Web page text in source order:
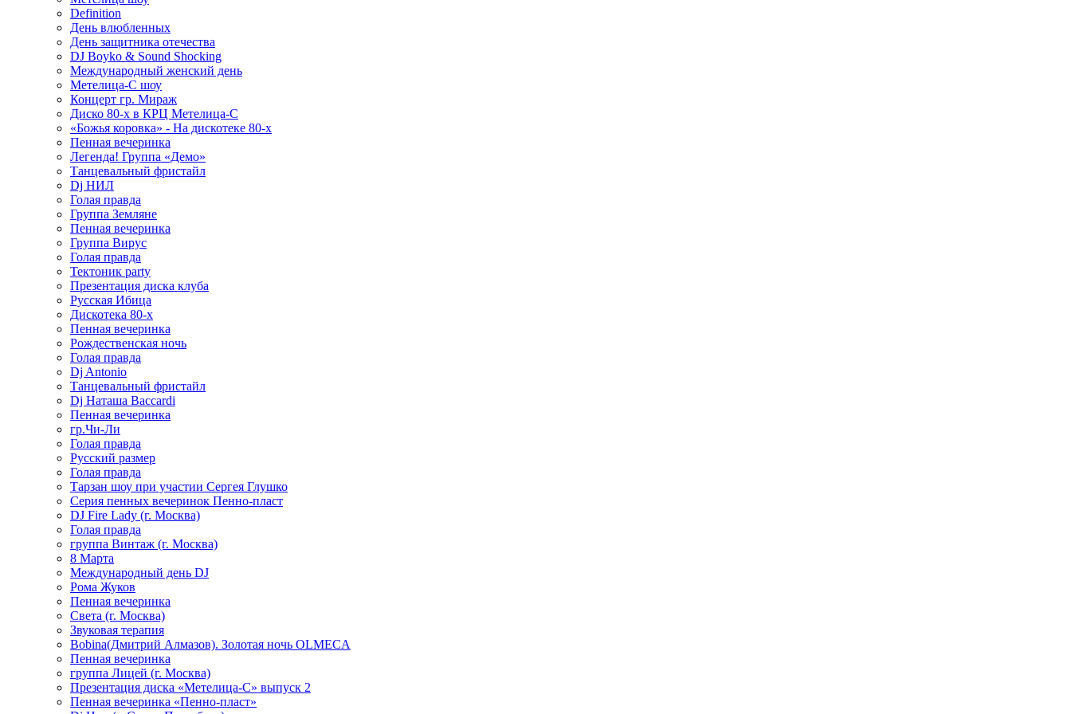
Definition
День влюбленных
День защитника отечества
DJ Boyko & Sound Shocking
Международный женский день
Метелица-С шоу
Концерт гр. Мираж
Диско 80-х в КРЦ Метелица-С
«Божья коровка» - На дискотеке 80-х
Пенная вечеринка
Легенда! Группа «Демо»
Танцевальный фристайл
Dj НИЛ
Голая правда
Группа Земляне
Пенная вечеринка
Группа Вирус
Голая правда
Тектоник party
Презентация диска клуба
Русская Ибица
Дискотека 80-х
Пенная вечеринка
Рождественская ночь
Голая правда
Dj Antonio
Танцевальный фристайл
Dj Наташа Baccardi
Пенная вечеринка
гр.Чи-Ли
Голая правда
Русский размер
Голая правда
Тарзан шоу при участии Сергея Глушко
Серия пенных вечеринок Пенно-пласт
DJ Fire Lady (г. Москва)
Голая правда
группа Винтаж (г. Москва)
8 Марта
Международный день DJ
Рома Жуков
Пенная вечеринка
Света (г. Москва)
Звуковая терапия
Bobina(Дмитрий Алмазов). Золотая ночь OLMECA
Пенная вечеринка
группа Лицей (г. Москва)
Презентация диска «Метелица-С» выпуск 2
Пенная вечеринка «Пенно-пласт»